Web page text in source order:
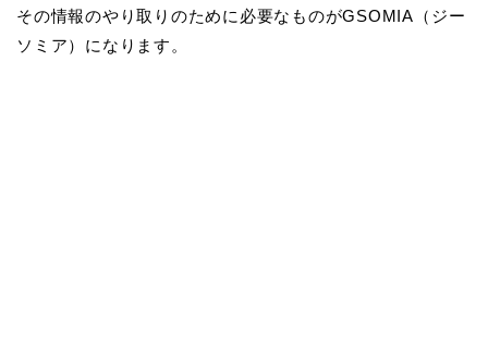
その情報のやり取りのために必要なものがGSOMIA（ジー
ソミア）になります。